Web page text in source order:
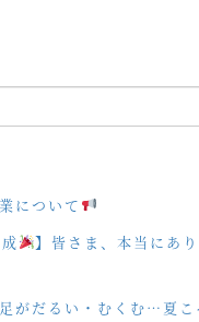
について
】皆さま、本当にあ
足がだるい・むくむ…夏